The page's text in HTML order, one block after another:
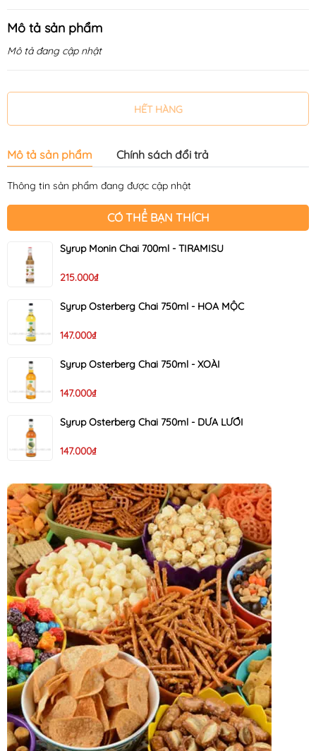
Mô tả sản phẩm
Mô tả đang cập nhật
HẾT HÀNG
Mô tả sản phẩm Chính sách đổi trả
Thông tin sản phẩm đang được cập nhật
CÓ THỂ BẠN THÍCH
Syrup Monin Chai 700ml - TIRAMISU
215.000₫
Syrup Osterberg Chai 750ml - HOA MỘC
147.000₫
Syrup Osterberg Chai 750ml - XOÀI
147.000₫
Syrup Osterberg Chai 750ml - DƯA LƯỚI
147.000₫